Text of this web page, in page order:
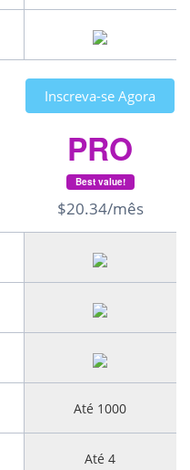
Inscreva-se Agora
PRO
Best value!
$20.34/mês
Até 1000
Até 4